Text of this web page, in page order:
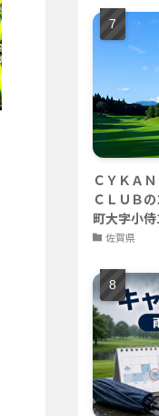
ＣＹＫＡ
ＣＬＵＢ
町大字小
佐賀県